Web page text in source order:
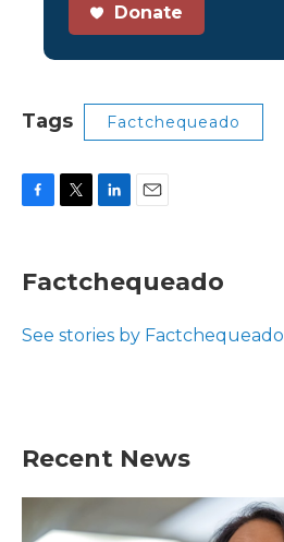
Donate
Tags Factchequeado
e
b
o
t
t
r
k
e
I
i
l
Factchequeado
See stories by Factchequeado
Recent News